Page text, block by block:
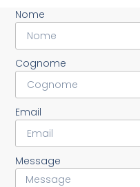
Nome
Cognome
Email
Message